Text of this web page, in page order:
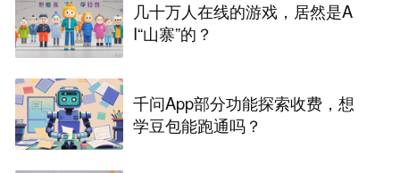
几十万人在线的游戏，居然是A
I“山寨”的？
千问App部分功能探索收费，想
学豆包能跑通吗？